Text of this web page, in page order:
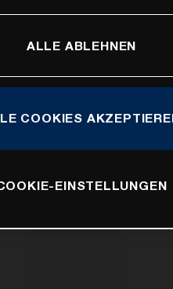
ALLE ABLEHNEN
COOKIES
EINSTELLUNGEN